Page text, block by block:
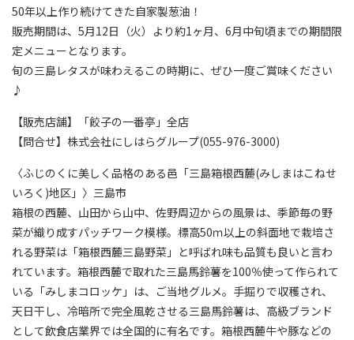
50年以上作り続けてきた自家製葱油！
販売期間は、5月12日（火）より約1ヶ月、6月中旬頃までの期間限
定メニューとなります。
旬の三島レタスが味わえるこの時期に、ぜひ一度ご賞味ください
♪
【販売店舗】「餃子の一番亭」全店
【問合せ】株式会社にしはらグループ(055-976-3000)
〈ふじのくに美しく品格のある邑「三島箱根西麓(みしまはこねせ
いろく)地区」〉三島市
箱根の西麓、山田から山中、佐野周辺からの風景は、季節毎の野
菜が織り成すパッチワーク模様。標高50ｍ以上の斜面地で栽培さ
れる野菜は「箱根西麓三島野菜」と呼ばれ味も品質も良いと言わ
れています。箱根西麓で取れた三島馬鈴薯を100％使って作られて
いる「みしまコロッケ」は、ご当地グルメ。手掘りで収穫され、
天日干し、冷暗所で完全風乾させる三島馬鈴薯は、高級ブランド
として飲食店業界では全国的に有名です。箱根西麓牛や豚などの